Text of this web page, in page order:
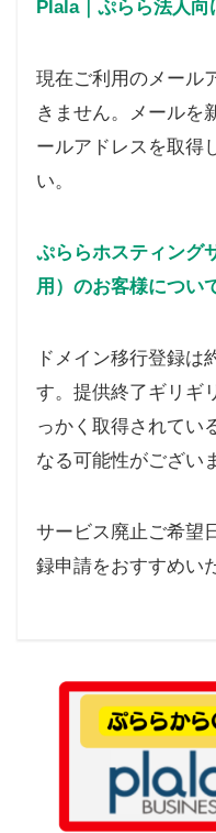
Plala｜ぷらら法人
現在ご利用のメール
きません。メールを
ールアドレスを取得
い。
ぷららホスティング
用）のお客様につい
ドメイン移行登録は
す。提供終了ギリギ
っかく取得されてい
なる可能性がござい
サービス廃止ご希望
録申請をおすすめい